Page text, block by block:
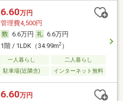
6.60万円
管理費4,500円
6.6万円
6.6万円
1階 / 1LDK（34.99m2）
一人暮らし
二人暮らし
駐車場(近隣含) インターネット無料
6.60万円